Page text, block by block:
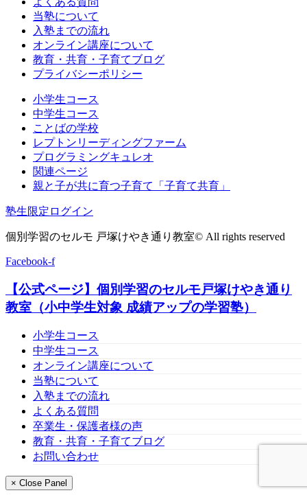
当塾について
入塾までの流れ
オンライン講座について
教育・共育・子育てブログ
プライバシーポリシー
小学生コース
中学生コース
ことばの学校
レプトンリーディングファーム
プログラミングキュレオ
関連ページ
親と子が共に育つ子育て「子育て共育」
塾生限定ログイン
個別学習のセルモ 戸塚けやき通り教室© All rights reserved
Facebook-f
に
ス
ク
【公式ページ】個別学習のセルモ戸塚けやき通り
教室（小中学生対象 成績アップの学習塾）
小学生コース
中学生コース
オンライン講座について
当塾について
入塾までの流れ
よくある質問
卒業生・保護者様の声
教育・共育・子育てブログ
お問い合わせ
× Close Panel